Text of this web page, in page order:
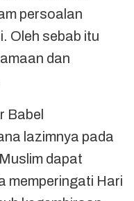
persoalan
Oleh sebab itu
dan
Babel
lazimnya pada
dapat
memperingati Hari